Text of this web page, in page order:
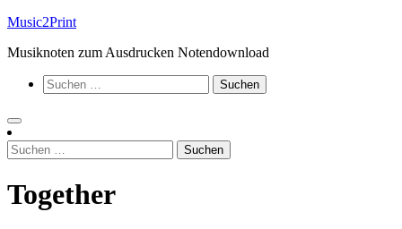
Zum
springen
Music2Print
Musiknoten zum Ausdrucken Notendownload
Suchen
nach:
Suchen
nach:
Together